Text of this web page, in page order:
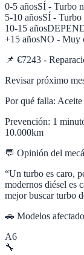
0-5 añosSÍ - Turbo
5-10 añosSÍ - Turbo
10-15 años
+15 añosNO - Muy
📌 €7243 -
Revisar próximo
Por qué falla: Aceite
Prevención: 1
10.000km
💬 Opinión del
“Un turbo es caro,
modernos diésel es
mejor buscar turbo
🚗 Modelos
A6
🔧